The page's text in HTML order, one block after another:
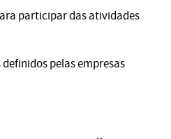
participar das atividades
pelas empresas